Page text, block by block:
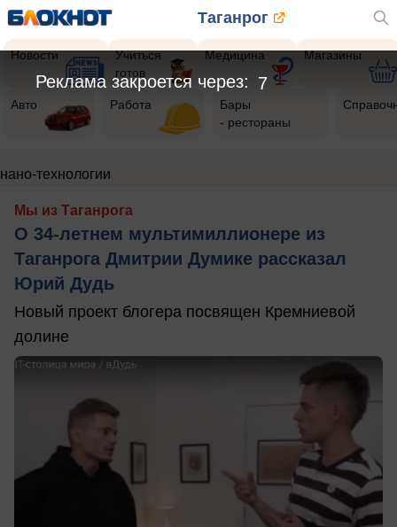
Таганрог
Новости
Учиться
готов
Медицина Магазины
Авто Работа
Бары
- рестораны
нано-технологии
Мы из Таганрога
О 34-летнем мультимиллионере из
Таганрога Дмитрии Думике рассказал
Юрий Дудь
Новый проект блогера посвящен Кремниевой
долине
7
Реклама закроется через: